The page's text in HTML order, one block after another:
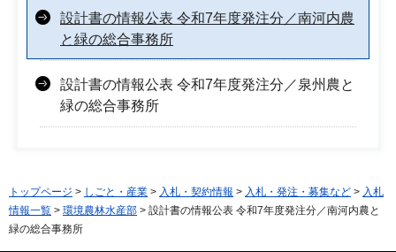
設計書の情報公表 令和7年度発注分／南河内農
と緑の総合事務所
設計書の情報公表 令和7年度発注分／泉州農と
緑の総合事務所
トップページ > しごと・産業 > 入札・契約情報 > 入札・発注・募集など > 入札
情報一覧 > 環境農林水産部 > 設計書の情報公表 令和7年度発注分／南河内農と
緑の総合事務所